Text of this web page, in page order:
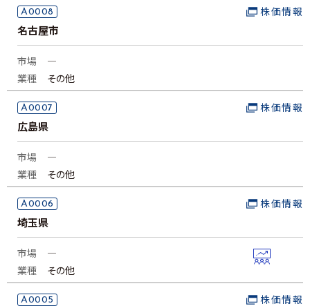
A0008
名古屋市
株価情報
市場
―
業種
その他
A0007
広島県
株価情報
市場
―
業種
その他
A0006
埼玉県
株価情報
市場
―
業種
その他
A0005 株価情報